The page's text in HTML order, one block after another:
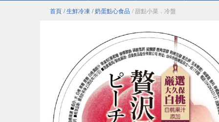
首頁 / 生鮮冷凍 / 奶蛋點心食品 / 甜點小菜．冷盤